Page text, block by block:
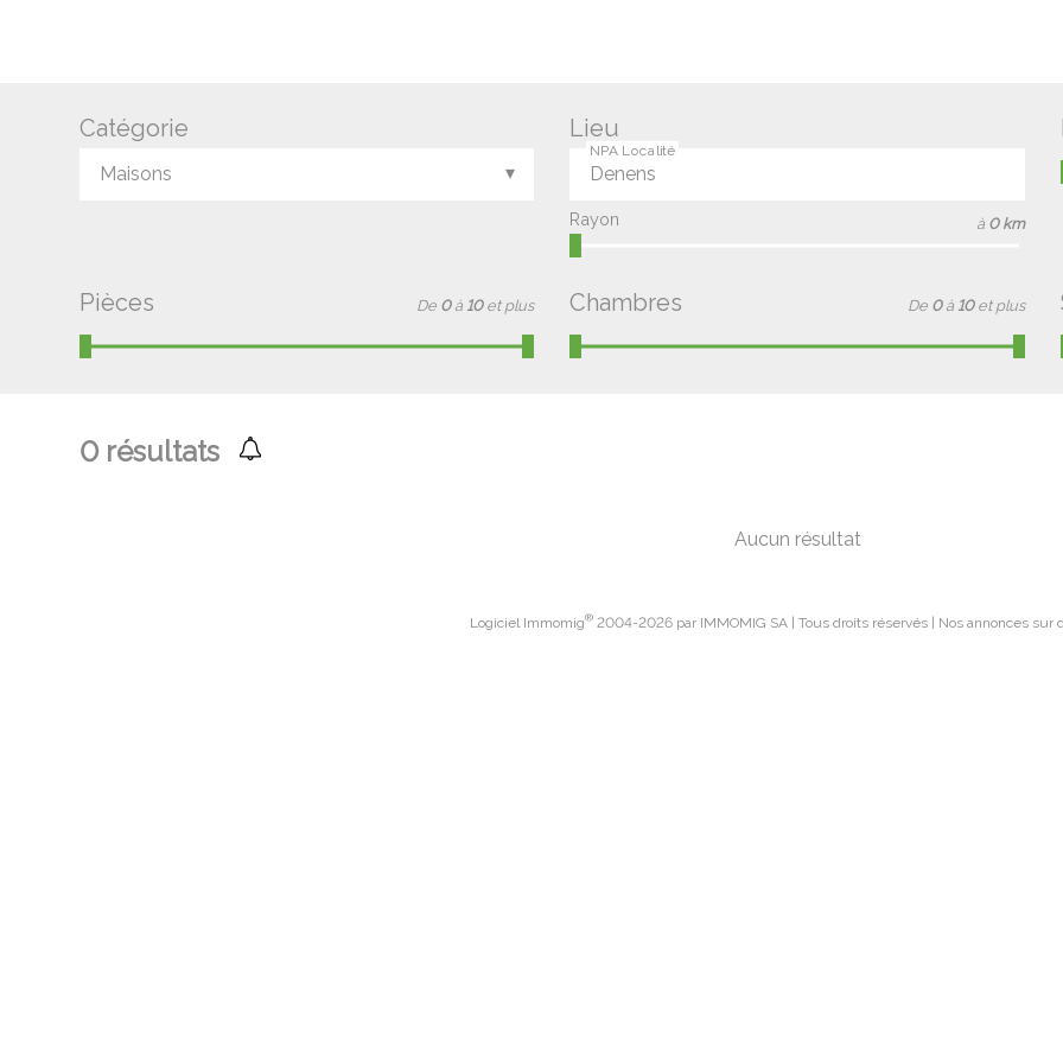
Catégorie
Maisons
Lieu
NPA Localité
Rayon à 0 km
Pièces De 0 à 10 et plus Chambres De 0 à 10 et plus
0résultats
Aucun résultat
Logiciel Immomig® 2004-2026 par IMMOMIG SA | Tous droits réservés | Nos annonces sur